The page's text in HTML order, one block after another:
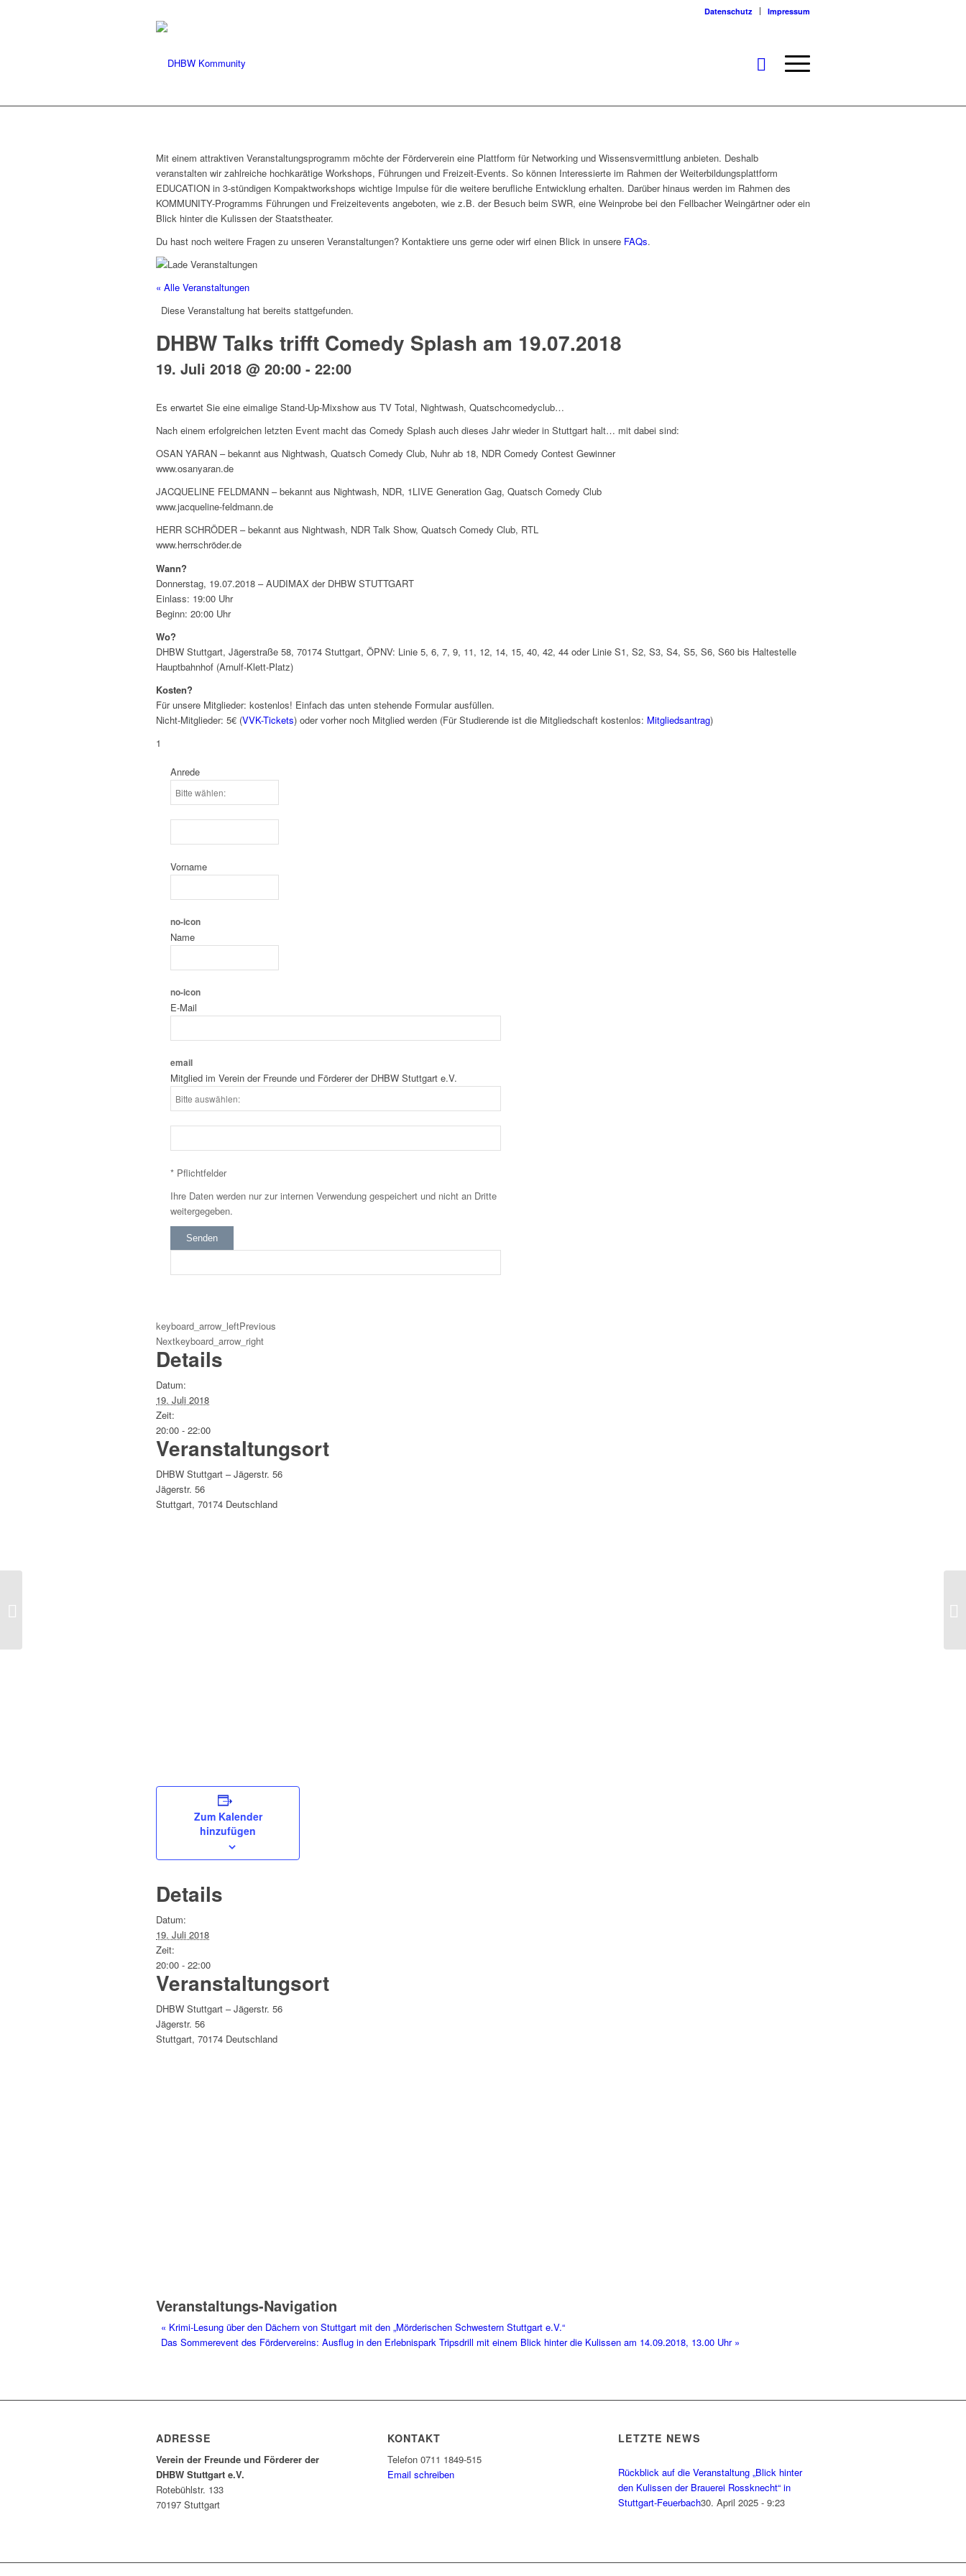
Datenschutz Impressum
Mit einem attraktiven Veranstaltungsprogramm möchte der Förderverein eine Plattform für Networking und Wissensvermittlung anbieten. Deshalb
veranstalten wir zahlreiche hochkarätige Workshops, Führungen und Freizeit-Events. So können Interessierte im Rahmen der Weiterbildungsplattform
EDUCATION in 3-stündigen Kompaktworkshops wichtige Impulse für die weitere berufliche Entwicklung erhalten. Darüber hinaus werden im Rahmen des
KOMMUNITY-Programms Führungen und Freizeitevents angeboten, wie z.B. der Besuch beim SWR, eine Weinprobe bei den Fellbacher Weingärtner oder ein
Blick hinter die Kulissen der Staatstheater.
Du hast noch weitere Fragen zu unseren Veranstaltungen? Kontaktiere uns gerne oder wirf einen Blick in unsere FAQs.
« Alle Veranstaltungen
Diese Veranstaltung hat bereits stattgefunden.
DHBW Talks trifft Comedy Splash am 19.07.2018
19. Juli 2018 @ 20:00 - 22:00
Es erwartet Sie eine eimalige Stand-Up-Mixshow aus TV Total, Nightwash, Quatschcomedyclub…
Nach einem erfolgreichen letzten Event macht das Comedy Splash auch dieses Jahr wieder in Stuttgart halt… mit dabei sind:
OSAN YARAN – bekannt aus Nightwash, Quatsch Comedy Club, Nuhr ab 18, NDR Comedy Contest Gewinner
www.osanyaran.de
JACQUELINE FELDMANN – bekannt aus Nightwash, NDR, 1LIVE Generation Gag, Quatsch Comedy Club
www.jacqueline-feldmann.de
HERR SCHRÖDER – bekannt aus Nightwash, NDR Talk Show, Quatsch Comedy Club, RTL
www.herrschröder.de
Wann?
Donnerstag, 19.07.2018 – AUDIMAX der DHBW STUTTGART
Einlass: 19:00 Uhr
Beginn: 20:00 Uhr
Wo?
DHBW Stuttgart, Jägerstraße 58, 70174 Stuttgart, ÖPNV: Linie 5, 6, 7, 9, 11, 12, 14, 15, 40, 42, 44 oder Linie S1, S2, S3, S4, S5, S6, S60 bis Haltestelle
Hauptbahnhof (Arnulf-Klett-Platz)
Kosten?
Für unsere Mitglieder: kostenlos! Einfach das unten stehende Formular ausfüllen.
Nicht-Mitglieder: 5€ (VVK-Tickets) oder vorher noch Mitglied werden (Für Studierende ist die Mitgliedschaft kostenlos: Mitgliedsantrag)
1
Anrede
Vorname
no-icon
Name
no-icon
E-Mail
email
Mitglied im Verein der Freunde und Förderer der DHBW Stuttgart e.V.
* Pflichtfelder
Ihre Daten werden nur zur internen Verwendung gespeichert und nicht an Dritte
weitergegeben.
Senden
keyboard_arrow_leftPrevious
Nextkeyboard_arrow_right
Details
Datum:
19. Juli 2018
Zeit:
20:00 - 22:00
Veranstaltungsort
DHBW Stuttgart – Jägerstr. 56
Jägerstr. 56
Stuttgart, 70174 Deutschland
Zum Kalender
hinzufügen
Details
Datum:
19. Juli 2018
Zeit:
20:00 - 22:00
Veranstaltungsort
DHBW Stuttgart – Jägerstr. 56
Jägerstr. 56
Stuttgart, 70174 Deutschland
Veranstaltungs-Navigation
« Krimi-Lesung über den Dächern von Stuttgart mit den „Mörderischen Schwestern Stuttgart e.V.“
Das Sommerevent des Fördervereins: Ausflug in den Erlebnispark Tripsdrill mit einem Blick hinter die Kulissen am 14.09.2018, 13.00 Uhr »
ADRESSE
Verein der Freunde und Förderer der
DHBW Stuttgart e.V.
Rotebühlstr. 133
70197 Stuttgart
KONTAKT
Telefon 0711 1849-515
Email schreiben
LETZTE NEWS
Rückblick auf die Veranstaltung „Blick hinter
den Kulissen der Brauerei Rossknecht“ in
Stuttgart-Feuerbach30. April 2025 - 9:23